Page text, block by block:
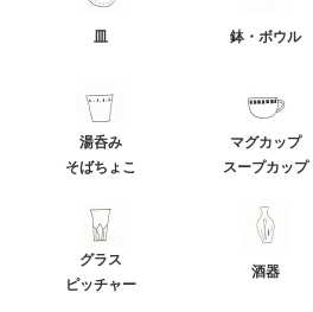
皿 鉢・ボウル
湯呑み
そばちょこ
マグカップ
スープカップ
グラス
ピッチャー
酒器